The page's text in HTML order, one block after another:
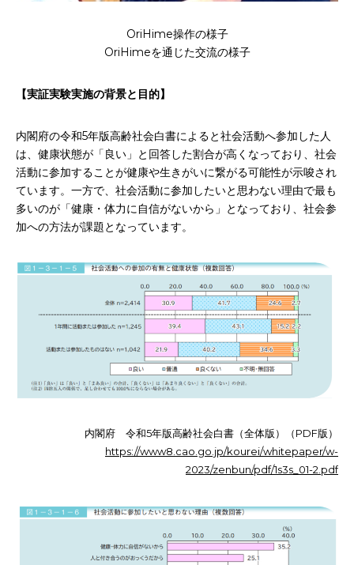
OriHime操作の様子
OriHimeを通じた交流の様子
【実証実験実施の背景と目的】
内閣府の令和5年版高齢社会白書によると社会活動へ参加した人
は、健康状態が「良い」と回答した割合が高くなっており、社会
活動に参加することが健康や生きがいに繋がる可能性が示唆され
ています。一方で、社会活動に参加したいと思わない理由で最も
多いのが「健康・体力に自信がないから」となっており、社会参
加への方法が課題となっています。
内閣府 令和5年版高齢社会白書（全体版）（PDF版）
https://www8.cao.go.jp/kourei/whitepaper/w-
2023/zenbun/pdf/1s3s_01-2.pdf